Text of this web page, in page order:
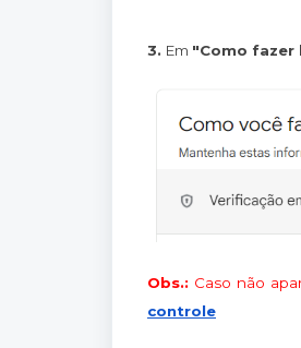
3. Em "Como fazer
Obs.: Caso não
controle